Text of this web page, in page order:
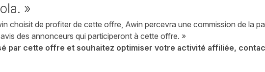
»
choisit de profiter de cette offre, Awin percevra une commission de la
des annonceurs qui participeront à cette offre. »
par cette offre et souhaitez optimiser votre activité affiliée,